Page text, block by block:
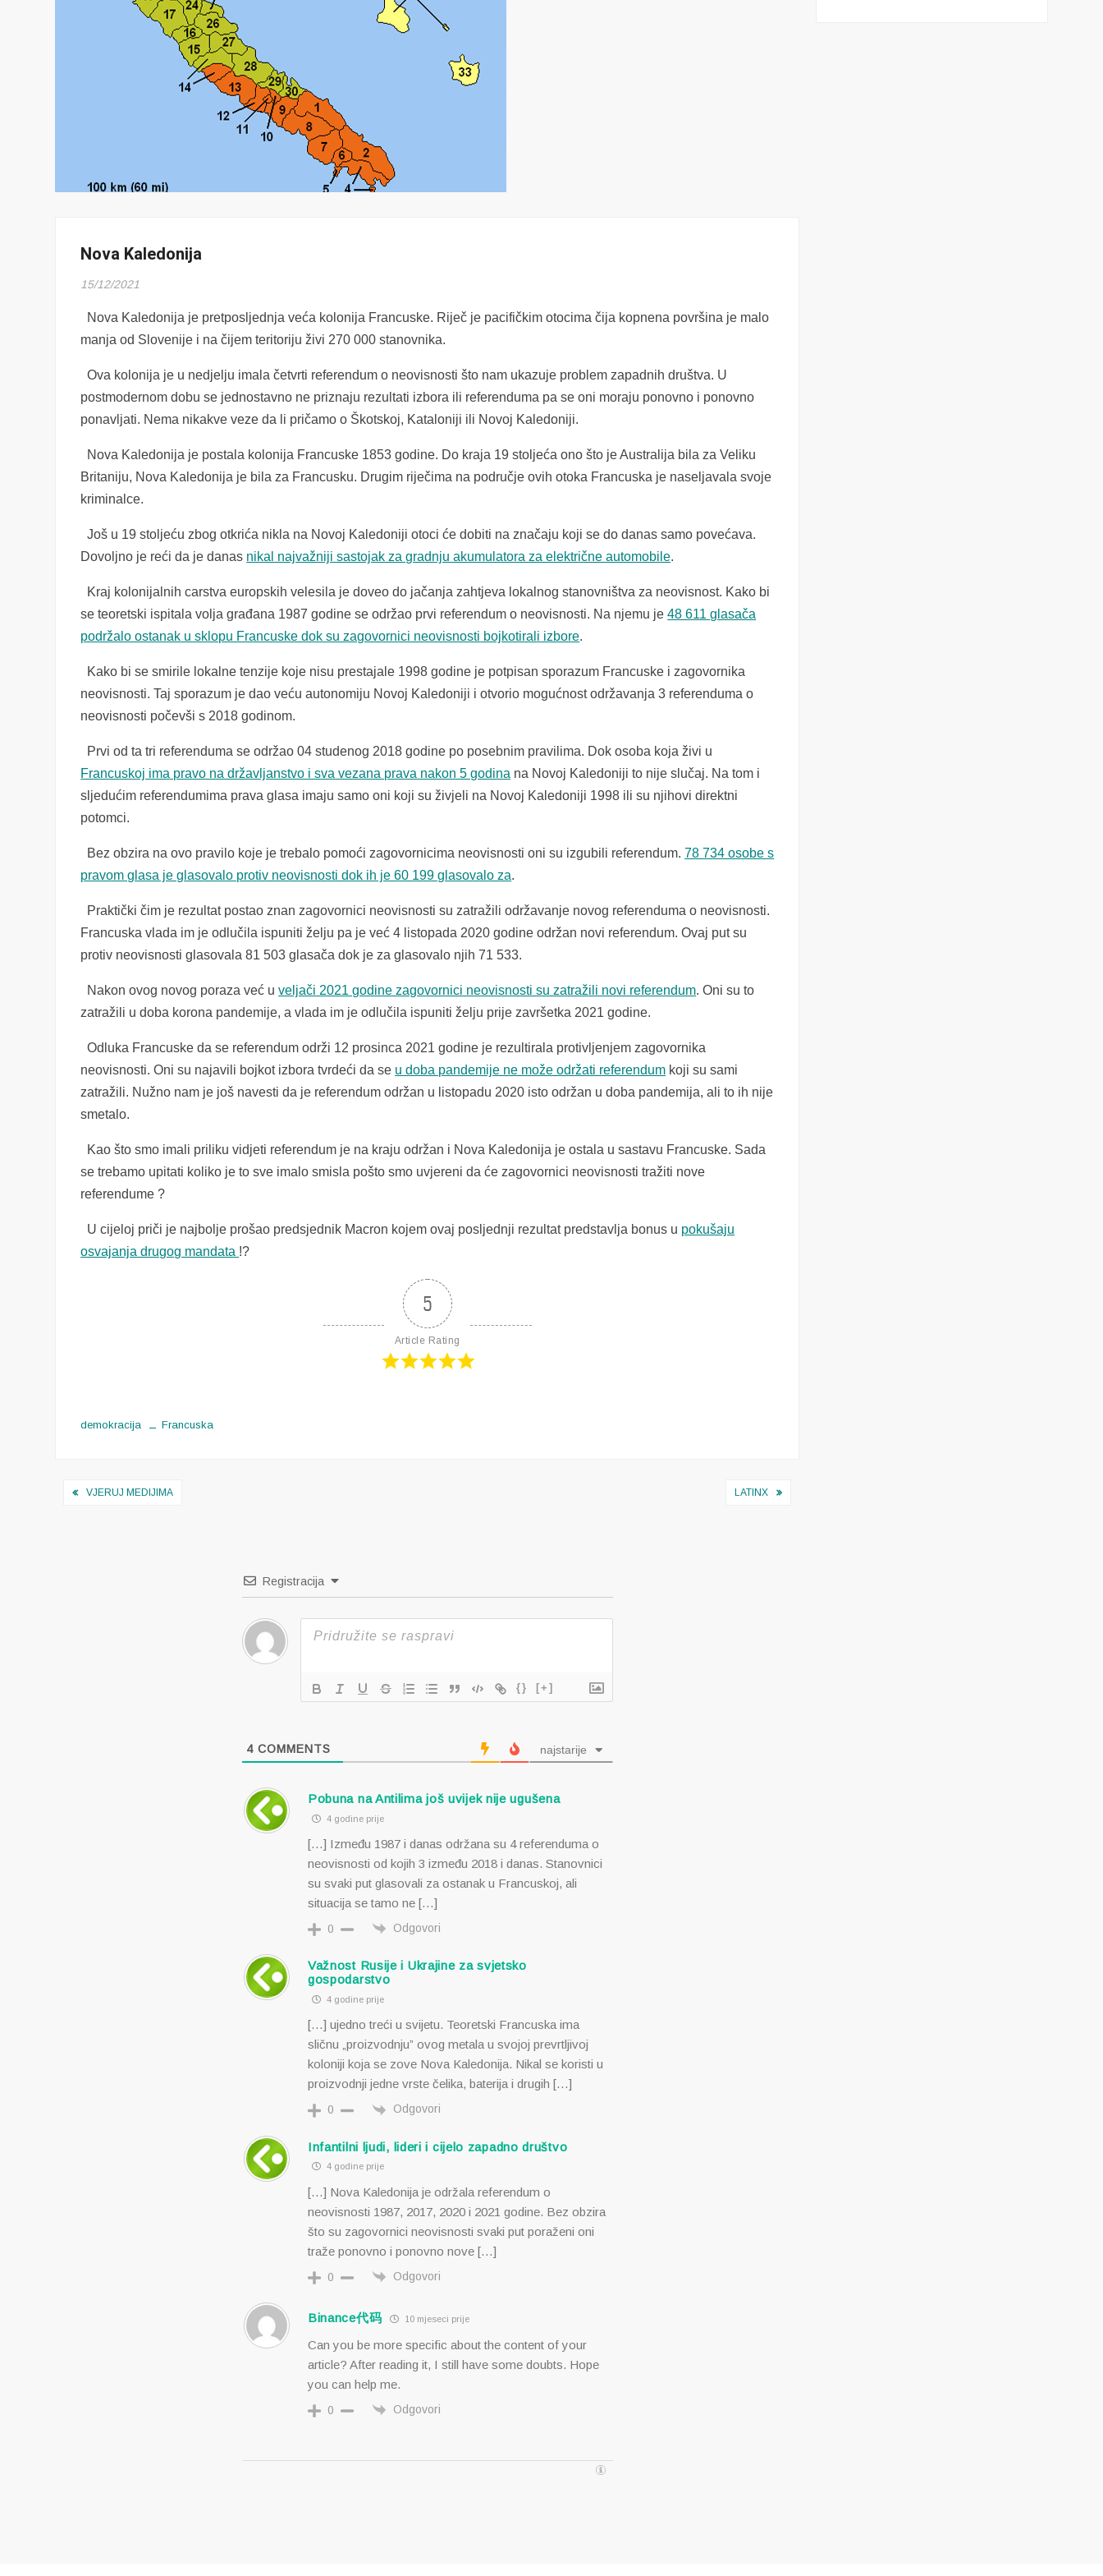
Nova Kaledonija
15/12/2021
Nova Kaledonija je pretposljednja veća kolonija Francuske. Riječ je pacifičkim otocima čija kopnena površina je malo
manja od Slovenije i na čijem teritoriju živi 270 000 stanovnika.
Ova kolonija je u nedjelju imala četvrti referendum o neovisnosti što nam ukazuje problem zapadnih društva. U
postmodernom dobu se jednostavno ne priznaju rezultati izbora ili referenduma pa se oni moraju ponovno i ponovno
ponavljati. Nema nikakve veze da li pričamo o Škotskoj, Kataloniji ili Novoj Kaledoniji.
Nova Kaledonija je postala kolonija Francuske 1853 godine. Do kraja 19 stoljeća ono što je Australija bila za Veliku
Britaniju, Nova Kaledonija je bila za Francusku. Drugim riječima na područje ovih otoka Francuska je naseljavala svoje
kriminalce.
Još u 19 stoljeću zbog otkrića nikla na Novoj Kaledoniji otoci će dobiti na značaju koji se do danas samo povećava.
Dovoljno je reći da je danas nikal najvažniji sastojak za gradnju akumulatora za električne automobile.
Kraj kolonijalnih carstva europskih velesila je doveo do jačanja zahtjeva lokalnog stanovništva za neovisnost. Kako bi
se teoretski ispitala volja građana 1987 godine se održao prvi referendum o neovisnosti. Na njemu je48 611 glasača
podržalo ostanak u sklopu Francuske doksu zagovornici neovisnosti bojkotiral i izbore.
Kako bi se smirile lokalne tenzije koje nisu prestajale 1998 godine je potpisan sporazum Francuske i zagovornika
neovisnosti. Taj sporazum je dao veću autonomiju Novoj Kaledoniji i otvorio mogućnost održavanja 3 referenduma o
neovisnosti počevši s 2018 godinom.
Prvi od ta tri referenduma se održao 04 studenog 2018 godine po posebnim pravilima. Dok osoba koja živi u
Francuskoj ima pravo na državljanstvo i sva vezana prava nakon 5 godina na Novoj Kaledoniji to nije slučaj. Na tom i
sljedućim referendumima prava glasa imaju samo oni koji su živjeli na Novoj Kaledoniji 1998 ili su njihovi direktni
potomci.
Bez obzira na ovo pravilo koje je trebalo pomoći zagovornicima neovisnosti oni su izgubili referendum.78 734 osobe s
pravom glasa je glasovalo protiv neovisnosti dok ih je 60 199 glasovalo za.
Praktički čim je rezultat postao znan zagovornici neovisnosti su zatražili održavanje novog referenduma o neovisnosti.
Francuska vlada im je odlučila ispuniti želju pa je već 4 listopada 2020 godine održan novi referendum. Ovaj put su
protiv neovisnosti glasovala 81 503 glasača dok je za glasovalo njih 71 533.
Nakon ovog novog poraza već uveljači 2021 godine zagovornici neovisnosti su zatražili novi referendum. Oni su to
zatražili u doba korona pandemije, a vlada im je odlučila ispuniti želju prije završetka 2021 godine.
Odluka Francuske da se referendum održi 12 prosinca 2021 godine je rezultirala protivljenjem zagovornika
neovisnosti. Oni su najavili bojkot izbora tvrdeći da se u doba pandemije ne može održati referendum koji su sami
zatražili. Nužno nam je još navesti da je referendum održan u listopadu 2020 isto održan u doba pandemija, ali to ih nije
smetalo.
Kao što smo imali priliku vidjeti referendum je na kraju održan i Nova Kaledonija je ostala u sastavu Francuske. Sada
se trebamo upitati koliko je to sve imalo smisla pošto smo uvjereni da će zagovornici neovisnosti tražiti nove
referendume ?
U cijeloj priči je najbolje prošao predsjednik Macron kojem ovaj posljednji rezultat predstavlja bonus u pokušaju
osvajanja drugog mandata !?
5
Article Rating
demokracija Francuska
Navigacija
VJERUJ MEDIJIMA LATINX
Registracija
{} [+]
4COMMENTS najstarije
Pobuna na Antilima još uvijek nije ugušena
4 godine prije
[…] Između 1987 i danas održana su 4 referenduma o
neovisnosti od kojih 3 između 2018 i danas. Stanovnici
su svaki put glasovali za ostanak u Francuskoj, ali
situacija se tamo ne […]
0 Odgovori
Važnost Rusije i Ukrajine za svjetsko
gospodarstvo
4 godine prije
[…] ujedno treći u svijetu. Teoretski Francuska ima
sličnu „proizvodnju” ovog metala u svojoj prevrtljivoj
koloniji koja se zove Nova Kaledonija. Nikal se koristi u
proizvodnji jedne vrste čelika, baterija i drugih […]
0 Odgovori
Infantilni ljudi, lideri i cijelo zapadno društvo
4 godine prije
[…] Nova Kaledonija je održala referendum o
neovisnosti 1987, 2017, 2020 i 2021 godine. Bez obzira
što su zagovornici neovisnosti svaki put poraženi oni
traže ponovno i ponovno nove […]
0 Odgovori
Binance代码 10 mjeseci prije
Can you be more specific about the content of your
article? After reading it, I still have some doubts. Hope
you can help me.
0 Odgovori